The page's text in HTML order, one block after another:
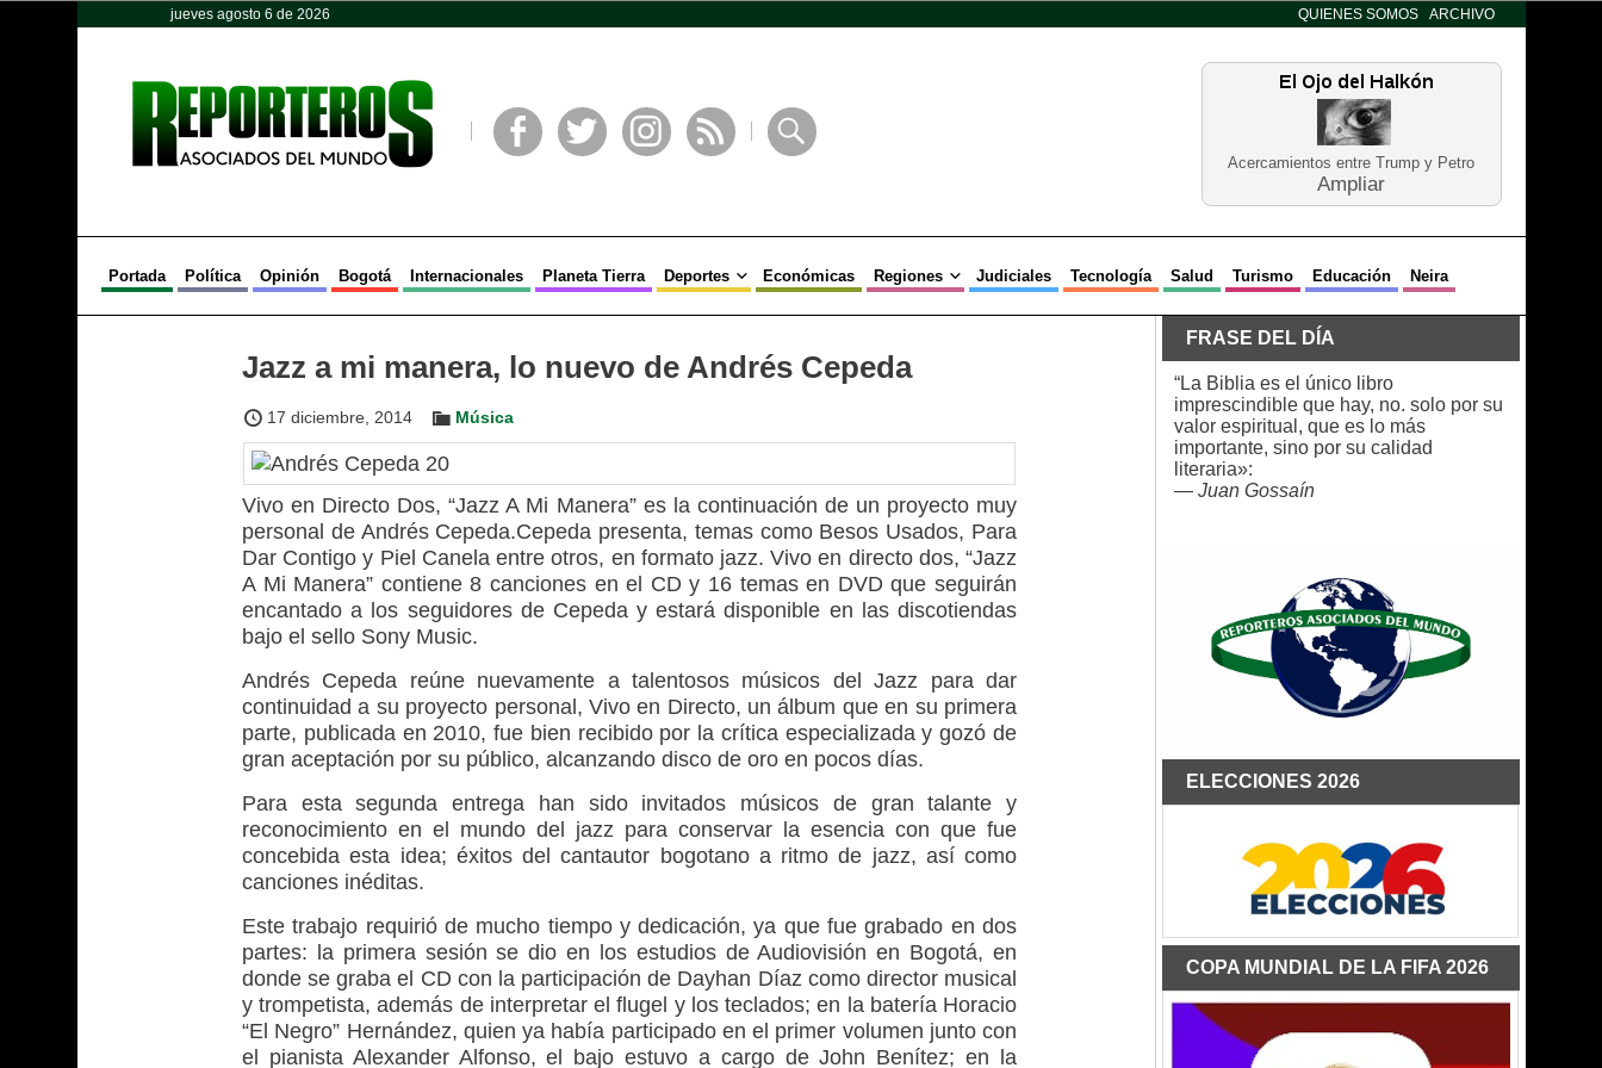
jueves agosto 6 de 2026 QUIENES SOMOS ARCHIVO
Acercamientos entre Trump y Petro
Ampliar
Portada Política Opinión Bogotá Internacionales Planeta Tierra Deportes Económicas Regiones Judiciales Tecnología Salud Turismo Educación Neira
Jazz a mi manera, lo nuevo de Andrés Cepeda
17 diciembre, 2014 Música
Vivo en Directo Dos, “Jazz A Mi Manera” es la continuación de un proyecto muy
personal de Andrés Cepeda.Cepeda presenta, temas como Besos Usados, Para
Dar Contigo y Piel Canela entre otros, en formato jazz. Vivo en directo dos, “Jazz
A Mi Manera” contiene 8 canciones en el CD y 16 temas en DVD que seguirán
encantado a los seguidores de Cepeda y estará disponible en las discotiendas
bajo el sello Sony Music.
Andrés Cepeda reúne nuevamente a talentosos músicos del Jazz para dar
continuidad a su proyecto personal, Vivo en Directo, un álbum que en su primera
parte, publicada en 2010, fue bien recibido por la crítica especializada y gozó de
gran aceptación por su público, alcanzando disco de oro en pocos días.
Para esta segunda entrega han sido invitados músicos de gran talante y
reconocimiento en el mundo del jazz para conservar la esencia con que fue
concebida esta idea; éxitos del cantautor bogotano a ritmo de jazz, así como
canciones inéditas.
Este trabajo requirió de mucho tiempo y dedicación, ya que fue grabado en dos
partes: la primera sesión se dio en los estudios de Audiovisión en Bogotá, en
donde se graba el CD con la participación de Dayhan Díaz como director musical
y trompetista, además de interpretar el flugel y los teclados; en la batería Horacio
“El Negro” Hernández, quien ya había participado en el primer volumen junto con
el pianista Alexander Alfonso, el bajo estuvo a cargo de John Benítez; en la
FRASE DEL DÍA
“La Biblia es el único libro
imprescindible que hay, no. solo por su
valor espiritual, que es lo más
importante, sino por su calidad
literaria»:
— Juan Gossaín
ELECCIONES 2026
COPA MUNDIAL DE LA FIFA 2026
Opinión Política